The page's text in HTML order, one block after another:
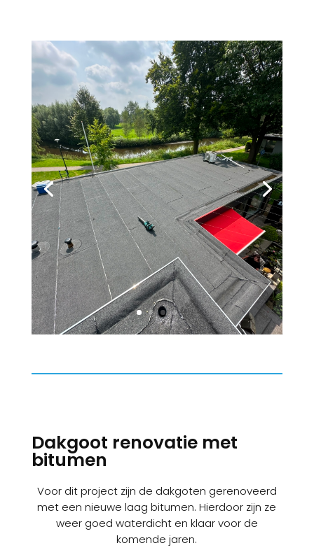
Dakgoot renovatie met
bitumen
Voor dit project zijn de dakgoten gerenoveerd
met een nieuwe laag bitumen. Hierdoor zijn ze
weer goed waterdicht en klaar voor de
komende jaren.